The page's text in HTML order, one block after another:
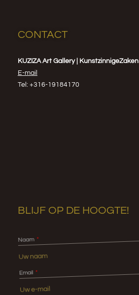
CONTACT
KUZIZA Art Gallery | KunstzinnigeZaken
E-mail
Tel: +316-19184170
BLIJF OP DE HOOGTE!
Naam
Email